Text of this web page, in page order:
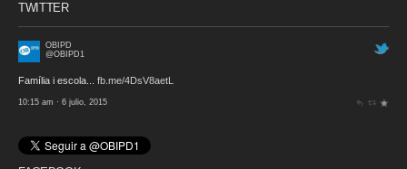
TWITTER
OBIPD
@OBIPD1
Família i escola... fb.me/4DsV8aetL
10:15 am · 6 julio, 2015